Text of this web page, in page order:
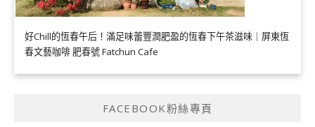
好Chill的恆春午后！滿足味蕾豐潤肥盈的恆春下午茶滋味｜屏東恆
春文藝咖啡 肥春號 Fatchun Cafe
FACEBOOK粉絲專頁